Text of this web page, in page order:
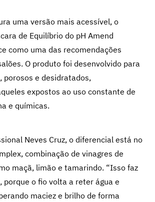
uma versão mais acessível, o
de Equilíbrio do pH Amend
como uma das recomendações
O produto foi desenvolvido para
porosos e desidratados,
expostos ao uso constante de
e químicas.
Neves Cruz, o diferencial está no
combinação de vinagres de
maçã, limão e tamarindo. “Isso faz
porque o fio volta a reter água e
maciez e brilho de forma